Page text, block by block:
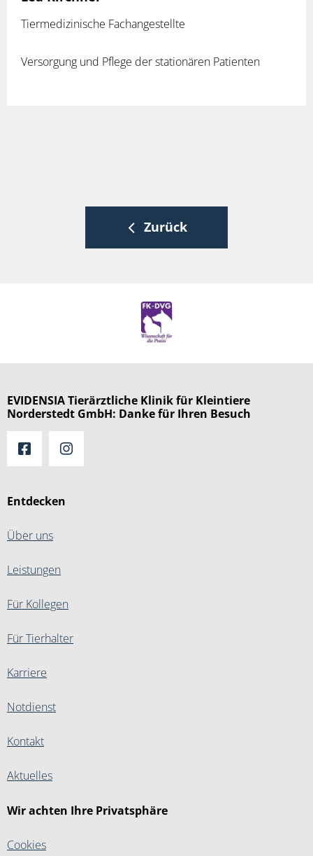
Tiermedizinische Fachangestellte
Versorgung und Pflege der stationären Patienten
Zurück
Entdecken
Über uns
Leistungen
Für Kollegen
Für Tierhalter
Karriere
Notdienst
Kontakt
Aktuelles
Wir achten Ihre Privatsphäre
Cookies
EVIDENSIA Tierärztliche Klinik für Kleintiere
Norderstedt GmbH: Danke für Ihren Besuch